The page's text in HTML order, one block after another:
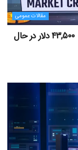
مقالات عمومی
مایکل ترپین: متاسفم، بیت‌کوین به سمت ۴۳,۵۰۰ دلار در حال